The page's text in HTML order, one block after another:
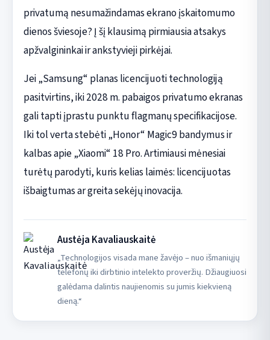
privatumą nesumažindamas ekrano įskaitomumo
dienos šviesoje? Į šį klausimą pirmiausia atsakys
apžvalgininkai ir ankstyvieji pirkėjai.
Jei „Samsung“ planas licencijuoti technologiją
pasitvirtins, iki 2028 m. pabaigos privatumo ekranas
gali tapti įprastu punktu flagmanų specifikacijose.
Iki tol verta stebėti „Honor“ Magic9 bandymus ir
kalbas apie „Xiaomi“ 18 Pro. Artimiausi mėnesiai
turėtų parodyti, kuris kelias laimės: licencijuotas
išbaigtumas ar greita sekėjų inovacija.
Austėja Kavaliauskaitė
„Technologijos visada mane žavėjo – nuo išmaniųjų
telefonų iki dirbtinio intelekto proveržių. Džiaugiuosi
galėdama dalintis naujienomis su jumis kiekvieną
dieną.“